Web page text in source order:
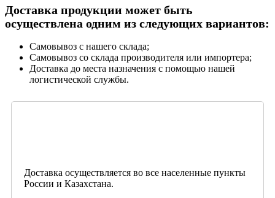
Доставка продукции может быть
осуществлена одним из следующих вариантов:
Самовывоз с нашего склада;
Самовывоз со склада производителя или импортера;
Доставка до места назначения с помощью нашей
логистической службы.
Доставка осуществляется во все населенные пункты
России и Казахстана.